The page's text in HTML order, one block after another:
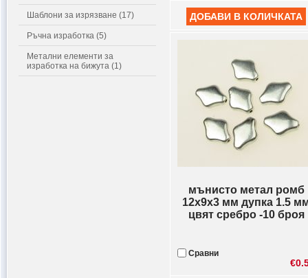
Шаблони за изрязване (17)
Ръчна изработка (5)
Метални елементи за
изработка на бижута (1)
мънисто метал ромб
12x9x3 мм дупка 1.5
цвят сребро -10 броя
Сравни